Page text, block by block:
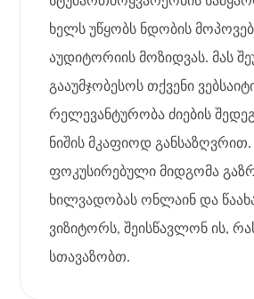
ხელს უწყობს ნდობის
აუდიტორიის მოზიდვას. მას
გააუმჯობესოს თქვენი
რელევანტურობა ძიების
ნიშის მკაფიოდ განსაზღვრით.
ფოკუსირებული მიდგომა
ხილვადობას ონლაინ და
ვიზიტორს, შეისწავლონ ის,
სთავაზობთ.